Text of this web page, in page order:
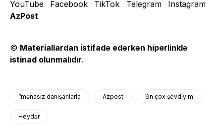
AzPost
© Materiallardan istifadə edərkən hiperlinklə
istinad olunmalıdır.
“mənasız danışanlarla Azpost Ən çox şevdiyim
Heydər